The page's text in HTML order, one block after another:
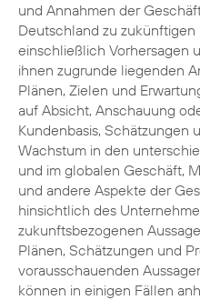
und Annahmen der
Deutschland zu zukünftigen
einschließlich Vorhersagen
ihnen zugrunde liegenden
Plänen, Zielen und
auf Absicht, Anschauung
Kundenbasis, Schätzungen
Wachstum in den
und im globalen Geschäft,
und andere Aspekte der
hinsichtlich des
zukunftsbezogenen
Plänen, Schätzungen und
vorausschauenden
können in einigen Fällen